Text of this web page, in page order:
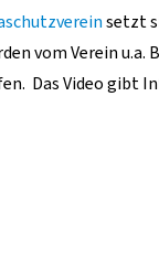
setzt
vom Verein
Das Video